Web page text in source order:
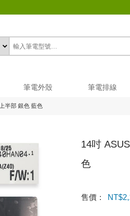
筆電外殼 筆電排線
半部 銀色 藍色
14吋
色
售價： NT$